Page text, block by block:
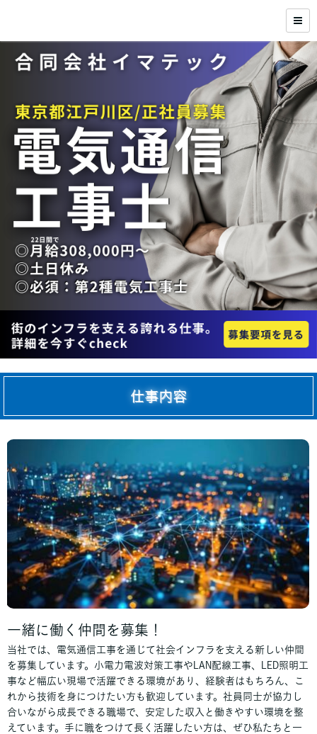
仕事内容
一緒に働く仲間を募集！
当社では、電気通信工事を通じて社会インフラを支える新しい仲間
を募集しています。小電力電波対策工事やLAN配線工事、LED照明工
事など幅広い現場で活躍できる環境があり、経験者はもちろん、こ
れから技術を身につけたい方も歓迎しています。社員同士が協力し
合いながら成長できる職場で、安定した収入と働きやすい環境を整
えています。手に職をつけて長く活躍したい方は、ぜひ私たちと一